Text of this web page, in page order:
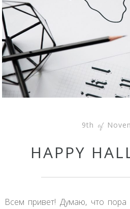
9th of
HAPPY
Всем привет! Думаю, что пора